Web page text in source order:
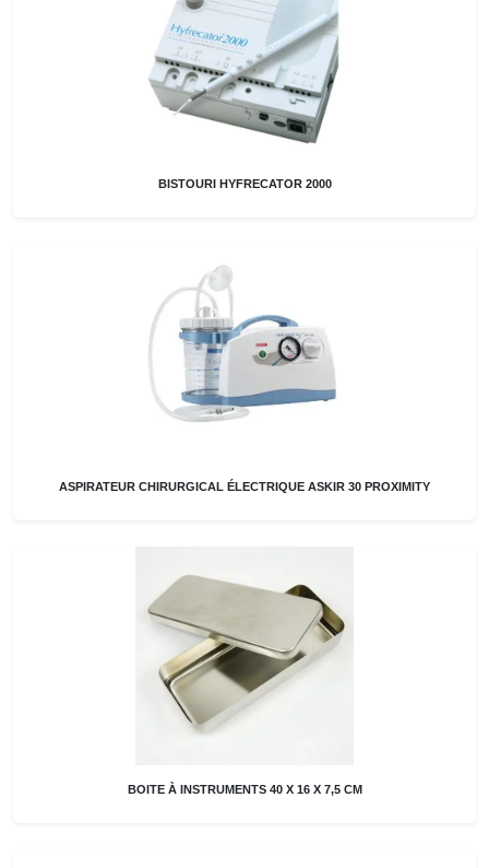
BISTOURI HYFRECATOR 2000
ASPIRATEUR CHIRURGICAL ÉLECTRIQUE ASKIR 30 PROXIMITY
BOITE À INSTRUMENTS 40 X 16 X 7,5 CM